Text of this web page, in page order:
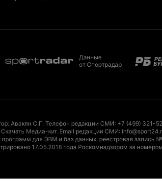
Данные
от Спортрадар
Авакян С.Г. Телефон редакции СМИ: +7 (499) 321-
Скачать Медиа-кит. Email редакции СМИ:
для ЭВМ и баз данных, реестровая запись №
17.05.2018 года Роскомнадзором за